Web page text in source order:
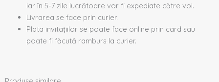
iar în 5-7 zile lucrătoare vor fi expediate către voi.
Livrarea se face prin curier.
Plata invitațiilor se poate face online prin card sau
poate fi făcută ramburs la curier.